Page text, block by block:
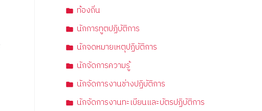
ท้องถิ่น
นักการทูตปฏิบัติการ
นักจดหมายเหตุปฏิบัติการ
นักจัดการความรู้
นักจัดการงานช่างปฏิบัติการ
นักจัดการงานทะเบียนและบัตรปฏิบัติการ